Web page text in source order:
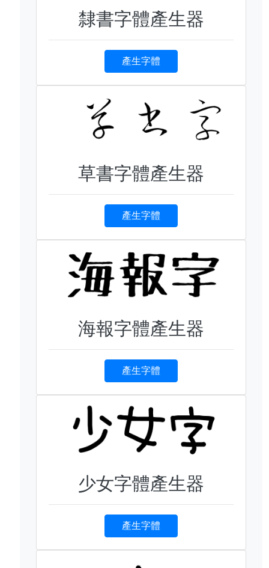
隸書字體產生器
產生字體
草書字體產生器
產生字體
海報字體產生器
產生字體
少女字體產生器
產生字體